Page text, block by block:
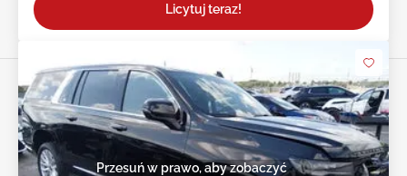
Licytuj teraz!
Przesuń w prawo, aby zobaczyć